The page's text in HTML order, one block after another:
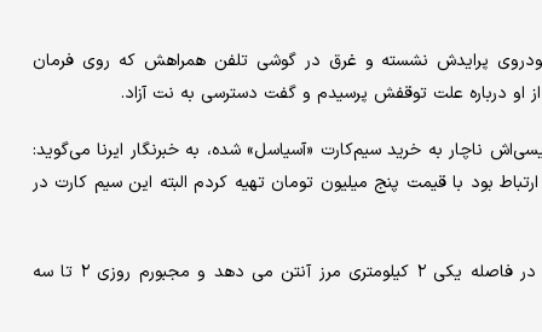
پرایدش نشسته و غرق در گوشی تلفن همراهش که روی فرمان
او درباره علت توقفش پرسیدم و گفت دسترسی به نت آزاد.
ناچار به خرید سیم‌کارت «آسیاسل» شده، به خبرنگار ایرنا می‌گوید:
بود با قیمت پنج میلیون تومان تهیه کردم البته این سیم کارت در
وی ادامه می دهد که آنتن دهی این سیم کارت محدودیت دارد و در فاصله یکی ۲ کیلومتری مرز آنتن می دهد و مجبورم روزی ۲ تا سه